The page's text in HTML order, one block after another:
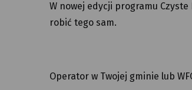
W nowej edycji programu
robić tego sam.
Operator w Twojej gminie lub